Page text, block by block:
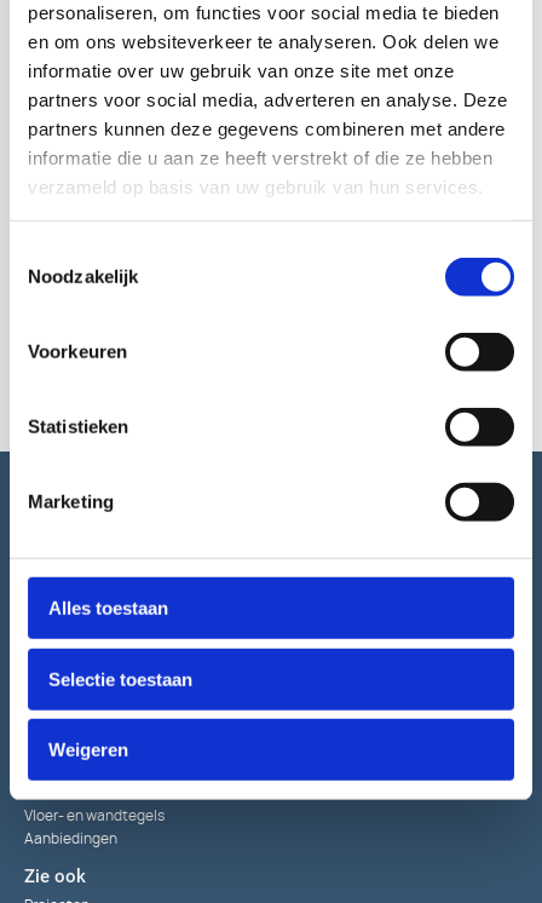
personaliseren, om functies voor social media te bieden
en om ons websiteverkeer te analyseren. Ook delen we
informatie over uw gebruik van onze site met onze
partners voor social media, adverteren en analyse. Deze
partners kunnen deze gegevens combineren met andere
informatie die u aan ze heeft verstrekt of die ze hebben
verzameld op basis van uw gebruik van hun services.
Noodzakelijk
Voorkeuren
Statistieken
Marketing
Alles toestaan
Selectie toestaan
Weigeren
Rijnbandijk in Opheusden vindt u circa 12 opstellingen in de meest
uiteenlopende varianten en stijlen.
Wij hebben een eigen dienst voor montage van sanitair,
zelfmontage is natuurlijk ook mogelijk. Veel bouw- en
aannemersbedrijven (waaronder veel ZZP-ers) weten ons te
vinden, maar daarnaast leveren wij ook aan particulieren. In onze
eigen zagerij maken wij alles netjes op maat, vrijwel alle materiaal is
contactformulier contact opnemen. U bent natuurlijk ook van harte
Maak een afspraak
Bekijk
Keukens
Vloer- en wandtegels
Aanbiedingen
Zie ook